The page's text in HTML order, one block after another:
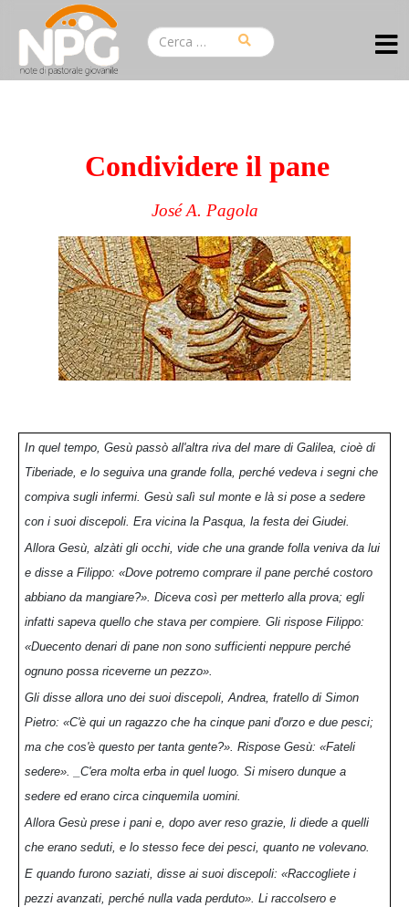
Condividere il pane
José A. Pagola
In quel tempo, Gesù passò all'altra riva del mare di Galilea, cioè di
Tiberiade, e lo seguiva una grande folla, perché vedeva i segni che
compiva sugli infermi. Gesù salì sul monte e là si pose a sedere
con i suoi discepoli. Era vicina la Pasqua, la festa dei Giudei.
Allora Gesù, alzàti gli occhi, vide che una grande folla veniva da lui
e disse a Filippo: «Dove potremo comprare il pane perché costoro
abbiano da mangiare?». Diceva così per metterlo alla prova; egli
infatti sapeva quello che stava per compiere. Gli rispose Filippo:
«Duecento denari di pane non sono sufficienti neppure perché
ognuno possa riceverne un pezzo».
Gli disse allora uno dei suoi discepoli, Andrea, fratello di Simon
Pietro: «C'è qui un ragazzo che ha cinque pani d'orzo e due pesci;
ma che cos'è questo per tanta gente?». Rispose Gesù: «Fateli
sedere». _C'era molta erba in quel luogo. Si misero dunque a
sedere ed erano circa cinquemila uomini.
Allora Gesù prese i pani e, dopo aver reso grazie, li diede a quelli
che erano seduti, e lo stesso fece dei pesci, quanto ne volevano.
E quando furono saziati, disse ai suoi discepoli: «Raccogliete i
pezzi avanzati, perché nulla vada perduto». Li raccolsero e